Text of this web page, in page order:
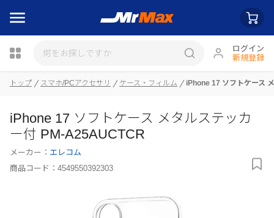
ログイン
新規登録
トップ スマホ/PCアクセサリ ケース・フィルム iPhone 17 ソフトケース
iPhone 17 ソフトケース メタルステッカ
ー付 PM-A25AUCTCR
メーカー： エレコム
商品コード： 4549550392303